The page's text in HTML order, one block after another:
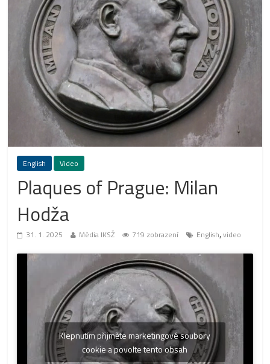
English Video
Plaques of Prague: Milan
Hodža
31. 1. 2025 Média IKSŽ 719 zobrazení English,video
Klepnutím přijměte marketingové soubory
cookie a povolte tento obsah